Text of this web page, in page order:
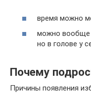
время можно
можно вообще
но в голове у
Почему
Причины появления